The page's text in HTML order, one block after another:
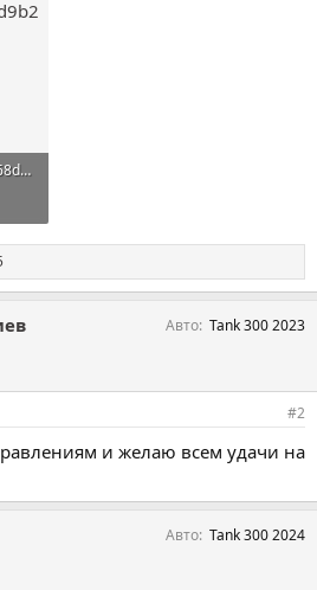
355991_700x700_bb1d4bad68d5311578f3871b03d9b295c0b44ce4.webp
Авто Tank 300 2023
#2
и желаю всем удачи на
Авто Tank 300 2024